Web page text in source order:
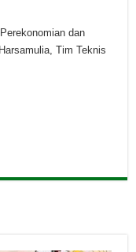
dan
Tim Teknis